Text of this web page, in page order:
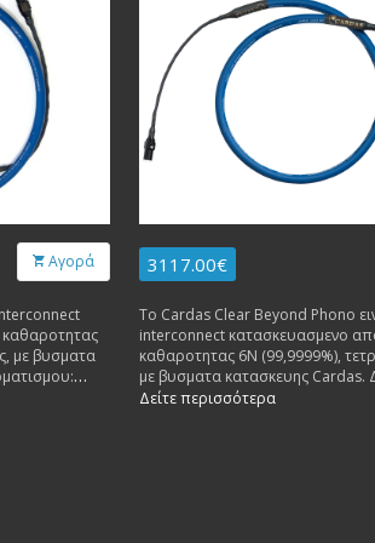
Αγορά
με βυσματα
DIN to Cardas
3117.00€
To Cardas Clear Beyond Phono
interconnect κατασκευασμενο
καθαροτητας 6Ν (99,9999%),
με βυσματα κατασκευης Cardas.
τερματισμου: Cardas R-DIN to
Δείτε περισσότερα